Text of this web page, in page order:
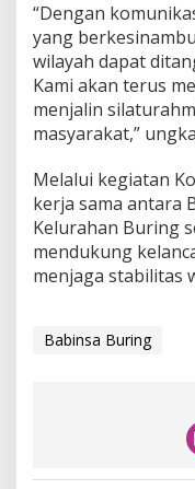
r
g
“Dengan
yang
wilayah dapat
Kami akan terus
menjalin
masyarakat,”
Melalui kegiatan
kerja sama antara
Kelurahan Buring
mendukung
menjaga stabilitas
Babinsa Buring